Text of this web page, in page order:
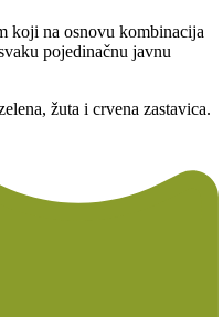
koji na osnovu kombinacija
pojedinačnu javnu
žuta i crvena zastavica.